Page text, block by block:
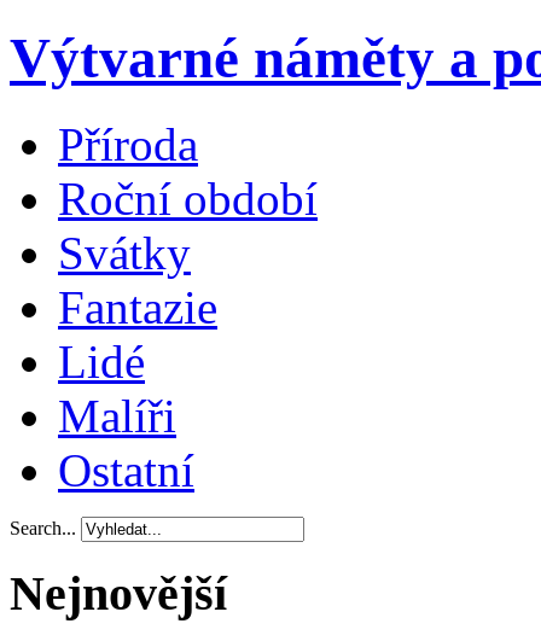
Výtvarné náměty a
Příroda
Roční období
Svátky
Fantazie
Lidé
Malíři
Ostatní
Search...
Nejnovější